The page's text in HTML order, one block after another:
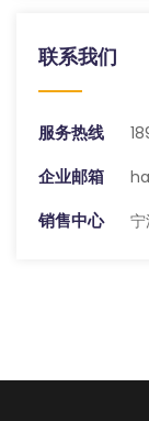
联系我们
服务热线
企业邮箱
销售中心